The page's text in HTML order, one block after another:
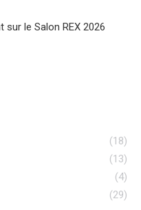
sur le Salon REX 2026
(18)
(13)
(4)
(29)